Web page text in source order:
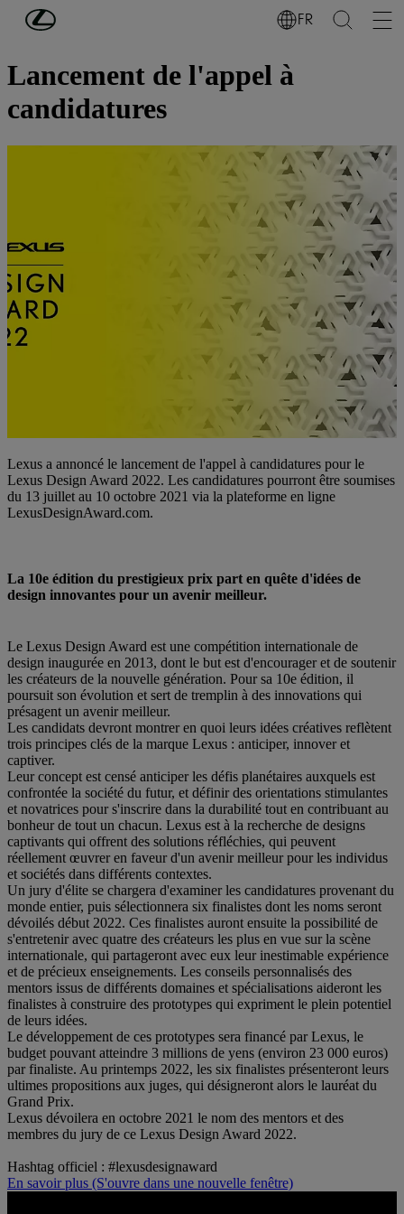
Passer au contenu principal (Appuyez sur Enter) FR
Découvrez Lexus
Lancement de l'appel à
candidatures
Lexus a annoncé le lancement de l'appel à candidatures pour le
Lexus Design Award 2022. Les candidatures pourront être soumises
du 13 juillet au 10 octobre 2021 via la plateforme en ligne
LexusDesignAward.com.
La 10e édition du prestigieux prix part en quête d'idées de
design innovantes pour un avenir meilleur.
Le Lexus Design Award est une compétition internationale de
design inaugurée en 2013, dont le but est d'encourager et de soutenir
les créateurs de la nouvelle génération. Pour sa 10e édition, il
poursuit son évolution et sert de tremplin à des innovations qui
présagent un avenir meilleur.
Les candidats devront montrer en quoi leurs idées créatives reflètent
trois principes clés de la marque Lexus : anticiper, innover et
captiver.
Leur concept est censé anticiper les défis planétaires auxquels est
confrontée la société du futur, et définir des orientations stimulantes
et novatrices pour s'inscrire dans la durabilité tout en contribuant au
bonheur de tout un chacun. Lexus est à la recherche de designs
captivants qui offrent des solutions réfléchies, qui peuvent
réellement œuvrer en faveur d'un avenir meilleur pour les individus
et sociétés dans différents contextes.
Un jury d'élite se chargera d'examiner les candidatures provenant du
monde entier, puis sélectionnera six finalistes dont les noms seront
dévoilés début 2022. Ces finalistes auront ensuite la possibilité de
s'entretenir avec quatre des créateurs les plus en vue sur la scène
internationale, qui partageront avec eux leur inestimable expérience
et de précieux enseignements. Les conseils personnalisés des
mentors issus de différents domaines et spécialisations aideront les
finalistes à construire des prototypes qui expriment le plein potentiel
de leurs idées.
Le développement de ces prototypes sera financé par Lexus, le
budget pouvant atteindre 3 millions de yens (environ 23 000 euros)
par finaliste. Au printemps 2022, les six finalistes présenteront leurs
ultimes propositions aux juges, qui désigneront alors le lauréat du
Grand Prix.
Lexus dévoilera en octobre 2021 le nom des mentors et des
membres du jury de ce Lexus Design Award 2022.
Hashtag officiel : #lexusdesignaward
En savoir plus (S'ouvre dans une nouvelle fenêtre)